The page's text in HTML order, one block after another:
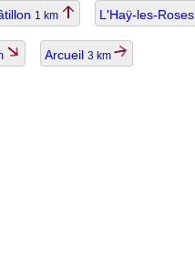
1 km L'Haÿ-les-Roses
Arcueil 3 km